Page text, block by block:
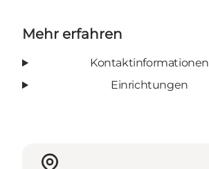
Mehr erfahren
Kontaktinformationen
Einrichtungen